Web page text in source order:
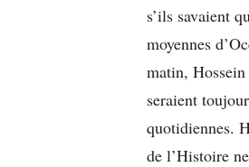
s’ils savaient
moyennes
matin,
seraient
quotidiennes.
de l’Histoire